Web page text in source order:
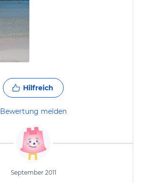
Hilfreich
Bewertung melden
September 2011